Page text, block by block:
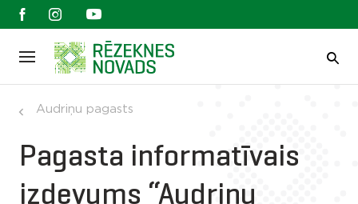
Audriņu pagasts
Pagasta informatīvais
izdevums “Audriņu